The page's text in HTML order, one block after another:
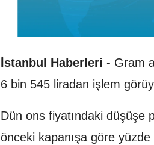
İstanbul Haberleri - Gram
6 bin 545 liradan işlem
Dün ons fiyatındaki düşüşe
önceki kapanışa göre